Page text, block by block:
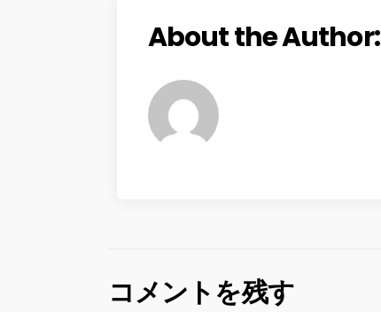
About the Author:
コメントを残す